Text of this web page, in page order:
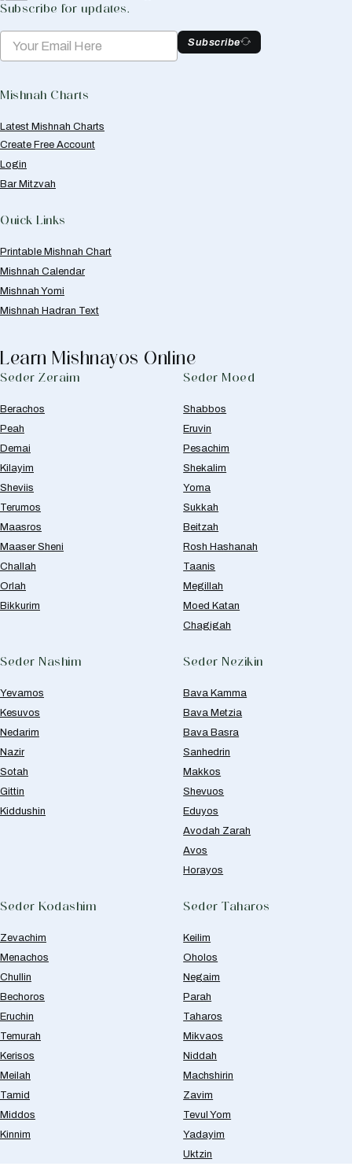
Subscribe for updates.
Subscribe
Mishnah Charts
Latest Mishnah Charts
Create Free Account
Login
Bar Mitzvah
Quick Links
Printable Mishnah Chart
Mishnah Calendar
Mishnah Yomi
Mishnah Hadran Text
Learn Mishnayos Online
Seder Zeraim
Berachos
Peah
Demai
Kilayim
Sheviis
Terumos
Maasros
Maaser Sheni
Challah
Orlah
Bikkurim
Seder Moed
Shabbos
Eruvin
Pesachim
Shekalim
Yoma
Sukkah
Beitzah
Rosh Hashanah
Taanis
Megillah
Moed Katan
Chagigah
Seder Nashim
Yevamos
Kesuvos
Nedarim
Nazir
Sotah
Gittin
Kiddushin
Seder Nezikin
Bava Kamma
Bava Metzia
Bava Basra
Sanhedrin
Makkos
Shevuos
Eduyos
Avodah Zarah
Avos
Horayos
Seder Kodashim
Zevachim
Menachos
Chullin
Bechoros
Eruchin
Temurah
Kerisos
Meilah
Tamid
Middos
Kinnim
Seder Taharos
Keilim
Oholos
Negaim
Parah
Taharos
Mikvaos
Niddah
Machshirin
Zavim
Tevul Yom
Yadayim
Uktzin